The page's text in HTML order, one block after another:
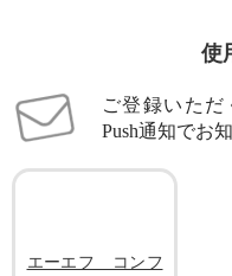
使
ご登録いただ
Push通知でお
エーエフ コンフ